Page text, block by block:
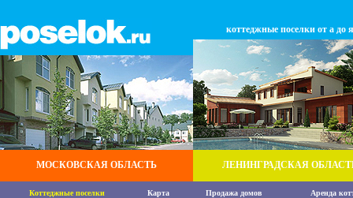
МОСКОВСКАЯ ОБЛАСТЬ
коттеджные поселки от а до я
ЛЕНИНГРАДСКАЯ
Коттеджные поселки Карта Продажа домов Аренда